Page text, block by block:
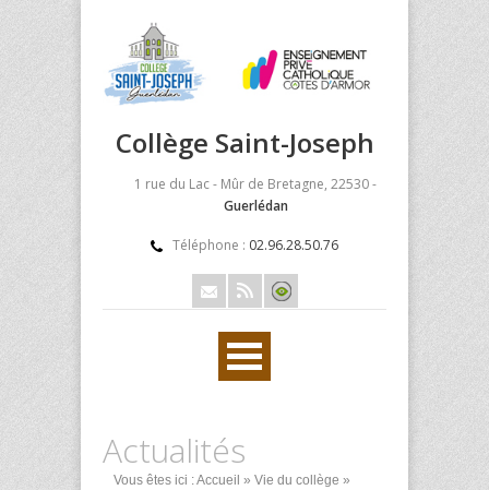
Collège Saint-Joseph
1 rue du Lac - Mûr de Bretagne, 22530 -
Guerlédan
Téléphone : 02.96.28.50.76
Actualités
Vous êtes ici :Accueil » Vie du collège »